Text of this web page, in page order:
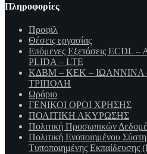
Πληροφορίες
Προφίλ
Θέσεις εργασίας
Επόμενες Εξετάσεις ECDL
PLIDA – LTE
ΚΔΒΜ – ΚΕΚ – ΙΩΑΝΝΙΝΑ
ΤΡΙΠΟΛΗ
Ωράριο
ΓΕΝΙΚΟΙ ΟΡΟΙ ΧΡΗΣΗΣ
ΠΟΛΙΤΙΚΗ ΑΚΥΡΩΣΗΣ
Πολιτική Προσωπικών
Πολιτική Ενοποιημένου
Τυποποιημένης